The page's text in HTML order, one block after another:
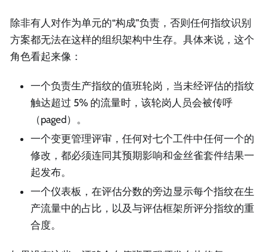
除非有人对作为单元的“构成”负责，否则任何指纹识别
方案都无法在这样的组织架构中生存。具体来说，这个
角色看起来像：
一个负责生产指纹的值班轮岗，当未经评估的指纹
触达超过 5% 的流量时，该轮岗人员会被传呼
（paged）。
一个变更管理评审，任何对七个工件中任何一个的
修改，都必须连同其预期影响和金丝雀套件结果一
起发布。
一个仪表板，在评估分数的旁边显示每个指纹在生
产流量中的占比，以及与评估框架所评分指纹的重
合度。